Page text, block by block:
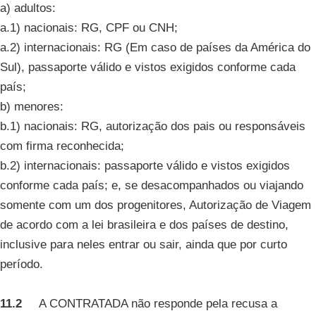
a) adultos:
a.1) nacionais: RG, CPF ou CNH;
a.2) internacionais: RG (Em caso de países da América do
Sul), passaporte válido e vistos exigidos conforme cada
país;
b) menores:
b.1) nacionais: RG, autorização dos pais ou responsáveis
com firma reconhecida;
b.2) internacionais: passaporte válido e vistos exigidos
conforme cada país; e, se desacompanhados ou viajando
somente com um dos progenitores, Autorização de Viagem
de acordo com a lei brasileira e dos países de destino,
inclusive para neles entrar ou sair, ainda que por curto
período.
11.2 A CONTRATADA não responde pela recusa a